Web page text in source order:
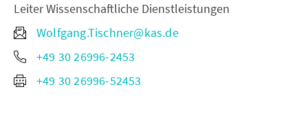
Leiter Wissenschaftliche Dienstleistungen
Wolfgang.Tischner@kas.de
+49 30 26996-2453
+49 30 26996-52453